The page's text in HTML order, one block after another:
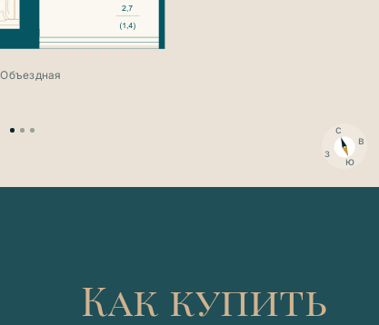
з
с
в
ю
Как купить